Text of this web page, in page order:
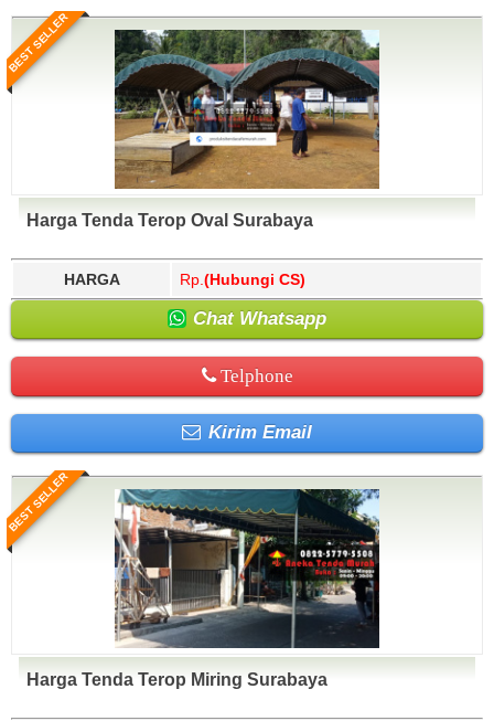
BEST SELLER
Harga Tenda Terop Oval Surabaya
HARGA Rp. (Hubungi CS)
Chat Whatsapp
Telphone
Kirim Email
BEST SELLER
Harga Tenda Terop Miring Surabaya